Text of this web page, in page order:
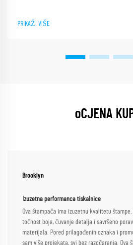
PRIKAŽI VIŠE
oCJENA
Brooklyn
Izuzetna performanca tiskalnice
Ova štampača ima izuzetnu kvalitetu
točnost boja, čuvanje detalja i savršeno
materijala. Pored prilagođenih oznaka i
sam više projekata, svi bez razočaranja. Ova